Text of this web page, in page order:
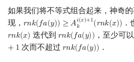
如果我们将不等式组合起来，神奇
现， 𝑟𝑛𝑘(𝑓𝑎(𝑦)) ≥ 𝐴𝑖(𝑥)+1
𝑘
(𝑟𝑛𝑘(𝑥))
rnk(fa(y))≥Aki (x)+ 1 r nk(x))
𝑟𝑛𝑘(𝑥)
rnk(x) 迭代到 𝑟𝑛𝑘(𝑓𝑎(𝑦))
rnk(fa(y)) ，至少可
+ 1 次而不超过 𝑟𝑛𝑘(𝑓𝑎(𝑦))
rnk(fa(y)) ．